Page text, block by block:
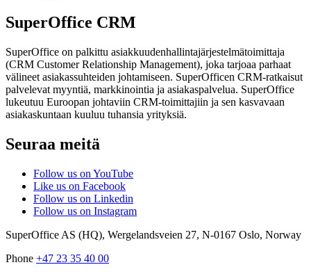
SuperOffice CRM
SuperOffice on palkittu asiakkuudenhallintajärjestelmätoimittaja
(CRM Customer Relationship Management), joka tarjoaa parhaat
välineet asiakassuhteiden johtamiseen. SuperOfficen CRM-ratkaisut
palvelevat myyntiä, markkinointia ja asiakaspalvelua. SuperOffice
lukeutuu Euroopan johtaviin CRM-toimittajiin ja sen kasvavaan
asiakaskuntaan kuuluu tuhansia yrityksiä.
Seuraa meitä
Follow us on YouTube
Like us on Facebook
Follow us on Linkedin
Follow us on Instagram
SuperOffice AS (HQ), Wergelandsveien 27, N-0167 Oslo, Norway
Phone +47 23 35 40 00